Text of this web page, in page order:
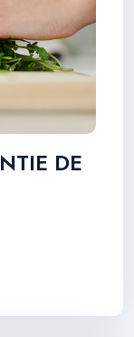
DE